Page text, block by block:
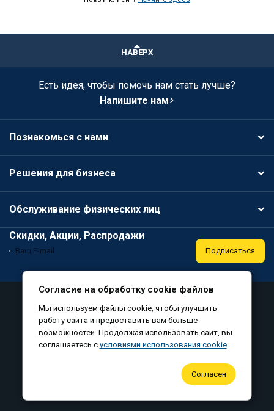
НАВЕРХ
Есть идея, чтобы помочь нам стать лучше?
Напишите нам
Познакомься с нами
Решения для бизнеса
Обслуживание физических лиц
Скидки, Акции, Распродажи
Подписаться
Политика конфиденциальности
Соглашение на обработку персональных данных
Согласие на обработку файлов cookie
Согласие на обработку cookie файлов
Мы используем файлы cookie, чтобы улучшить
работу сайта и предоставить вам больше
возможностей. Продолжая использовать сайт, вы
соглашаетесь с условиями использования cookie.
Согласен